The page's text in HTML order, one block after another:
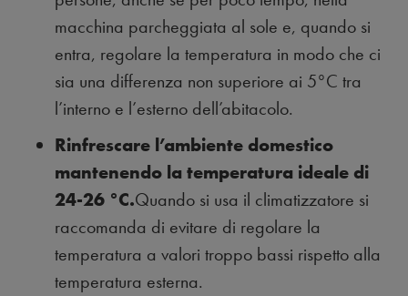
macchina parcheggiata al sole e, quando si
entra, regolare la temperatura in modo che ci
sia una differenza non superiore ai 5°C tra
l’interno e l’esterno dell’abitacolo.
Rinfrescare l’ambiente domestico
mantenendo la temperatura ideale di
24-26 °C.Quando si usa il climatizzatore si
raccomanda di evitare di regolare la
temperatura a valori troppo bassi rispetto alla
temperatura esterna.